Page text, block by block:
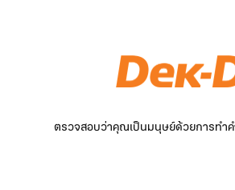
ตรวจสอบว่าคุณเป็นมนุษย์ด้วยการทำค